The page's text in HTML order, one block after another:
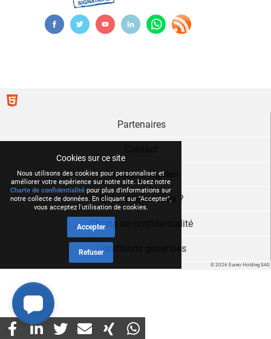
Cookies sur ce site
Nous utilisons des cookies pour personnaliser et
améliorer votre expérience sur notre site. Lisez notre
Charte de confidentialité pour plus d'informations sur
notre collecte de données. En cliquant sur "Accepter",
vous acceptez l'utilisation de cookies.
Accepter
Refuser
© 2026 Eureo Holding SAS
Partenaires
Mentions légales
Qui sommes nous ?
Charte de confidentialité
Conditions générales